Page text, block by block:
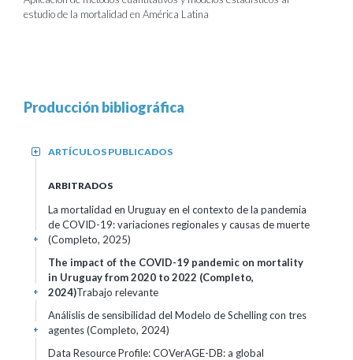
estudio de la mortalidad en América Latina
Producción bibliográfica
ARTÍCULOS PUBLICADOS
+
ARBITRADOS
La mortalidad en Uruguay en el contexto de la pandemia
de COVID-19: variaciones regionales y causas de muerte
(Completo, 2025)
+
The impact of the COVID-19 pandemic on mortality
in Uruguay from 2020 to 2022 (Completo,
2024)Trabajo relevante
+
Análislis de sensibilidad del Modelo de Schelling con tres
agentes (Completo, 2024)
+
Data Resource Profile: COVerAGE-DB: a global